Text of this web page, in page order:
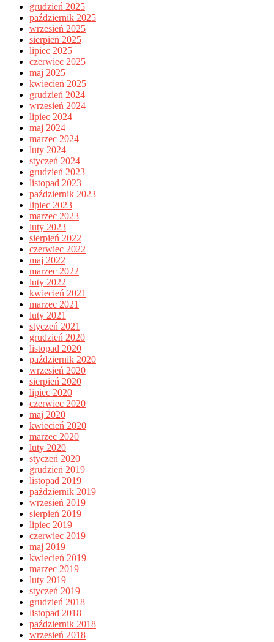
grudzień 2025
październik 2025
wrzesień 2025
sierpień 2025
lipiec 2025
czerwiec 2025
maj 2025
kwiecień 2025
grudzień 2024
wrzesień 2024
lipiec 2024
maj 2024
marzec 2024
luty 2024
styczeń 2024
grudzień 2023
listopad 2023
październik 2023
lipiec 2023
marzec 2023
luty 2023
sierpień 2022
czerwiec 2022
maj 2022
marzec 2022
luty 2022
kwiecień 2021
marzec 2021
luty 2021
styczeń 2021
grudzień 2020
listopad 2020
październik 2020
wrzesień 2020
sierpień 2020
lipiec 2020
czerwiec 2020
maj 2020
kwiecień 2020
marzec 2020
luty 2020
styczeń 2020
grudzień 2019
listopad 2019
październik 2019
wrzesień 2019
sierpień 2019
lipiec 2019
czerwiec 2019
maj 2019
kwiecień 2019
marzec 2019
luty 2019
styczeń 2019
grudzień 2018
listopad 2018
październik 2018
wrzesień 2018